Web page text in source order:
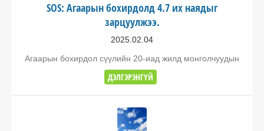
SOS: Агаарын бохирдолд 4.7 их наядыг
зарцуулжээ.
2025.02.04
Агаарын бохирдол сүүлийн 20-иад жилд монголчуудын
ДЭЛГЭРЭНГҮЙ